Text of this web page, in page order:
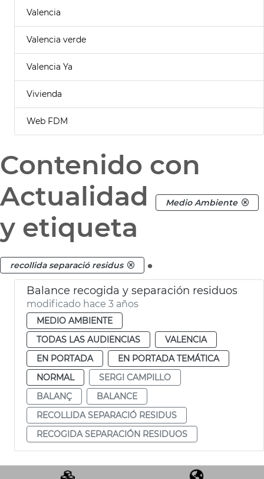
Valencia
Valencia verde
Valencia Ya
Vivienda
Web FDM
Contenido con
Actualidad
Medio Ambiente
y etiqueta
recollida separació residus .
Balance recogida y separación residuos
modificado hace 3 años
MEDIO AMBIENTE
TODAS LAS AUDIENCIAS
VALENCIA
EN PORTADA
EN PORTADA TEMÁTICA
NORMAL
SERGI CAMPILLO
BALANÇ
BALANCE
RECOLLIDA SEPARACIÓ RESIDUS
RECOGIDA SEPARACIÓN RESIDUOS